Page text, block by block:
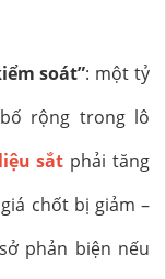
soát”: một tỷ
rộng trong lô
sắt phải tăng
chốt bị giảm –
phản biện nếu